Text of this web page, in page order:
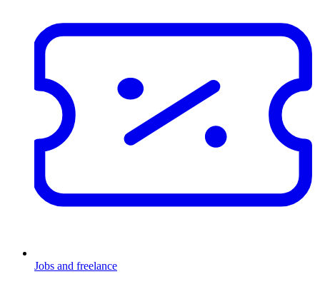
Jobs and freelance